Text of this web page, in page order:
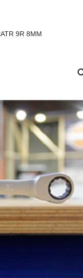
9R 8MM